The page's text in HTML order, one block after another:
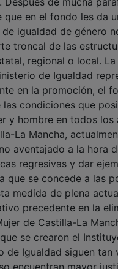
que en el fondo les da
igualdad de género
troncal de las
regional o local. La
de Igualdad
en la promoción, el
condiciones que
y hombre en todos los
La Mancha,
aventajado a la hora
regresivas y dar
que se concede a las
medida de plena
precedente en la
de Castilla-La
se crearon el
de Igualdad siguen tan
encuentran mayor